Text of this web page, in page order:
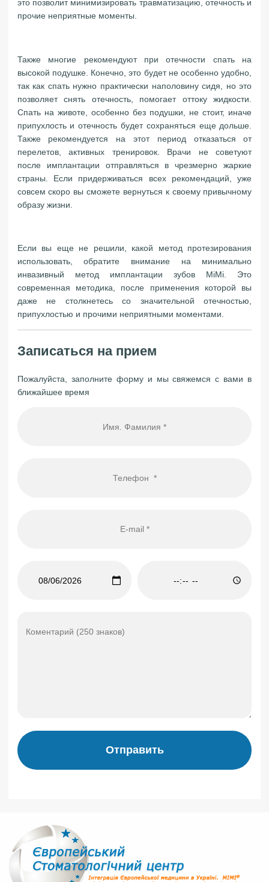
это позволит минимизировать травматизацию, отечность и
прочие неприятные моменты.
Также многие рекомендуют при отечности спать на
высокой подушке. Конечно, это будет не особенно удобно,
так как спать нужно практически наполовину сидя, но это
позволяет снять отечность, помогает оттоку жидкости.
Спать на животе, особенно без подушки, не стоит, иначе
припухлость и отечность будет сохраняться еще дольше.
Также рекомендуется на этот период отказаться от
перелетов, активных тренировок. Врачи не советуют
после имплантации отправляться в чрезмерно жаркие
страны. Если придерживаться всех рекомендаций, уже
совсем скоро вы сможете вернуться к своему привычному
образу жизни.
Если вы еще не решили, какой метод протезирования
использовать, обратите внимание на минимально
инвазивный метод имплантации зубов MiMi. Это
современная методика, после применения которой вы
даже не столкнетесь со значительной отечностью,
припухлостью и прочими неприятными моментами.
Записаться на прием
Пожалуйста, заполните форму и мы свяжемся с вами в
ближайшее время
Отправить